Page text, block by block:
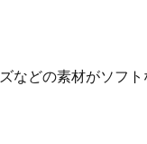
などの素材がソフ